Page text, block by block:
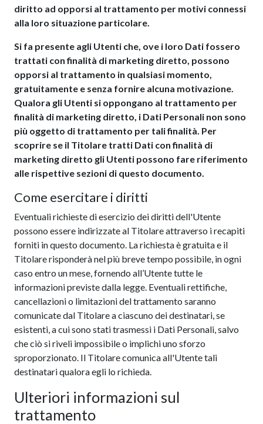
diritto ad opporsi al trattamento per motivi connessi
alla loro situazione particolare.
Si fa presente agli Utenti che, ove i loro Dati fossero
trattati con finalità di marketing diretto, possono
opporsi al trattamento in qualsiasi momento,
gratuitamente e senza fornire alcuna motivazione.
Qualora gli Utenti si oppongano al trattamento per
finalità di marketing diretto, i Dati Personali non sono
più oggetto di trattamento per tali finalità. Per
scoprire se il Titolare tratti Dati con finalità di
marketing diretto gli Utenti possono fare riferimento
alle rispettive sezioni di questo documento.
Come esercitare i diritti
Eventuali richieste di esercizio dei diritti dell'Utente
possono essere indirizzate al Titolare attraverso i recapiti
forniti in questo documento. La richiesta è gratuita e il
Titolare risponderà nel più breve tempo possibile, in ogni
caso entro un mese, fornendo all’Utente tutte le
informazioni previste dalla legge. Eventuali rettifiche,
cancellazioni o limitazioni del trattamento saranno
comunicate dal Titolare a ciascuno dei destinatari, se
esistenti, a cui sono stati trasmessi i Dati Personali, salvo
che ciò si riveli impossibile o implichi uno sforzo
sproporzionato. Il Titolare comunica all'Utente tali
destinatari qualora egli lo richieda.
Ulteriori informazioni sul
trattamento